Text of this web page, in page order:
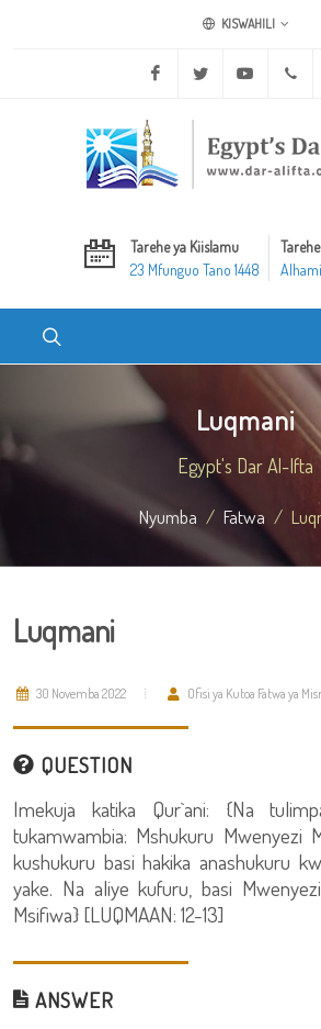
KISWAHILI
Facebook Twitter Youtube
Tarehe ya Kiislamu
23 Mfunguo Tano 1448
Luqmani
Egypt's Dar Al-Ifta
Nyumba Fatwa
Luqmani
30 Novemba 2022 Ofisi ya Kutoa Fatwa ya
QUESTION
Imekuja katika Qur`ani: {Na
tukamwambia: Mshukuru Mwenyezi
kushukuru basi hakika anashukuru
yake. Na aliye kufuru, basi
Msifiwa} [LUQMAAN: 12-13]
ANSWER